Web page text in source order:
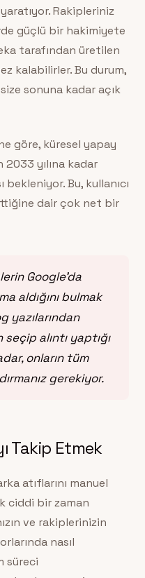
Rakipleriniz
güçlü bir hakimiyete
tarafından üretilen
kalabilirler. Bu durum,
sonuna kadar açık
göre, küresel yapay
2033 yılına kadar
bekleniyor. Bu, kullanıcı
dair çok net bir
Google’da
aldığını bulmak
yazılarından
alıntı yaptığı
onların tüm
gerekiyor.
Takip Etmek
atıflarını manuel
ciddi bir zaman
ve rakiplerinizin
nasıl
süreci